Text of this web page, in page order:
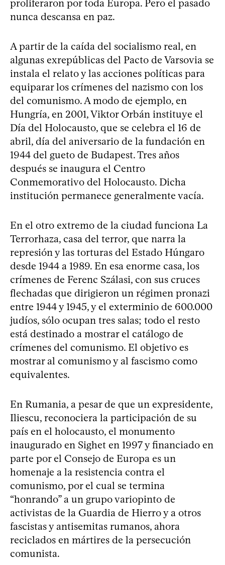
proliferaron por toda Europa. Pero el pasado
nunca descansa en paz.
A partir de la caída del socialismo real, en
algunas exrepúblicas del Pacto de Varsovia se
instala el relato y las acciones políticas para
equiparar los crímenes del nazismo con los
del comunismo. A modo de ejemplo, en
Hungría, en 2001, Viktor Orbán instituye el
Día del Holocausto, que se celebra el 16 de
abril, día del aniversario de la fundación en
1944 del gueto de Budapest. Tres años
después se inaugura el Centro
Conmemorativo del Holocausto. Dicha
institución permanece generalmente vacía.
En el otro extremo de la ciudad funciona La
Terrorhaza, casa del terror, que narra la
represión y las torturas del Estado Húngaro
desde 1944 a 1989. En esa enorme casa, los
crímenes de Ferenc Szálasi, con sus cruces
flechadas que dirigieron un régimen pronazi
entre 1944 y 1945, y el exterminio de 600.000
judíos, sólo ocupan tres salas; todo el resto
está destinado a mostrar el catálogo de
crímenes del comunismo. El objetivo es
mostrar al comunismo y al fascismo como
equivalentes.
En Rumania, a pesar de que un expresidente,
Iliescu, reconociera la participación de su
país en el holocausto, el monumento
inaugurado en Sighet en 1997 y financiado en
parte por el Consejo de Europa es un
homenaje a la resistencia contra el
comunismo, por el cual se termina
“honrando” a un grupo variopinto de
activistas de la Guardia de Hierro y a otros
fascistas y antisemitas rumanos, ahora
reciclados en mártires de la persecución
comunista.